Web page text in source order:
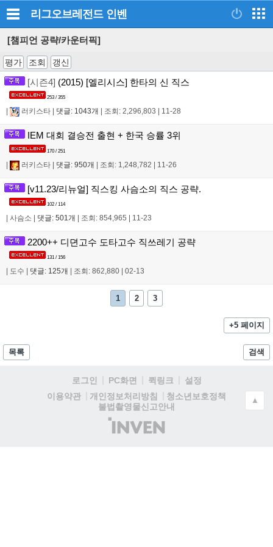
리그오브레전드 인벤
[챔피언 공략/카운터픽]
평가 조회 갱신
[시즌4] (2015) [엘리시스] 한타의 신 직스
253 / 355
러키스타 댓글: 1043개 조회: 2,296,803 11-28
IEM 대회 결승전 출현 + 한국 승률 3위
170 / 251
| 러키스타 | 댓글: 950개 | 조회: 1,248,782 | 11-26
[v11.23/리뉴얼] 직스킹 사슴소의 직스 공략.
102 / 114
사슴소 댓글: 501개 조회: 854,965 11-23
2200++ 디뎐고수 도타고수 직쓰레기 공략
131 / 156
도수 댓글: 125개 조회: 862,880 02-13
1 2 3
+5 페이지
목록 검색
로그인 PC화면 퀵링크
설정
이용약관
개인정보처리방침
청소년보호정책
불법촬영물신고안내
(주)
인
▲